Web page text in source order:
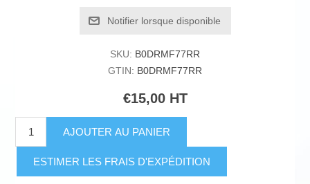
Notifier lorsque disponible
SKU: B0DRMF77RR
GTIN: B0DRMF77RR
€15,00 HT
AJOUTER AU PANIER
ESTIMER LES FRAIS D'EXPÉDITION